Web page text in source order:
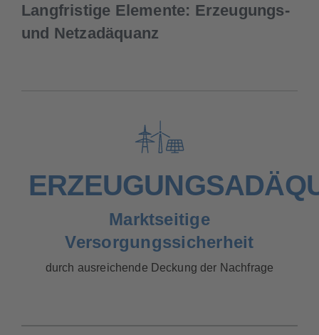
Langfristige Elemente: Erzeugungs-
und Netzadäquanz
Marktseitige
Versorgungssicherheit
durch ausreichende Deckung der Nachfrage